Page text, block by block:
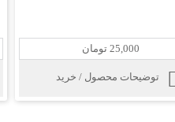
25,000 تومان
توضیحات محصول / خرید